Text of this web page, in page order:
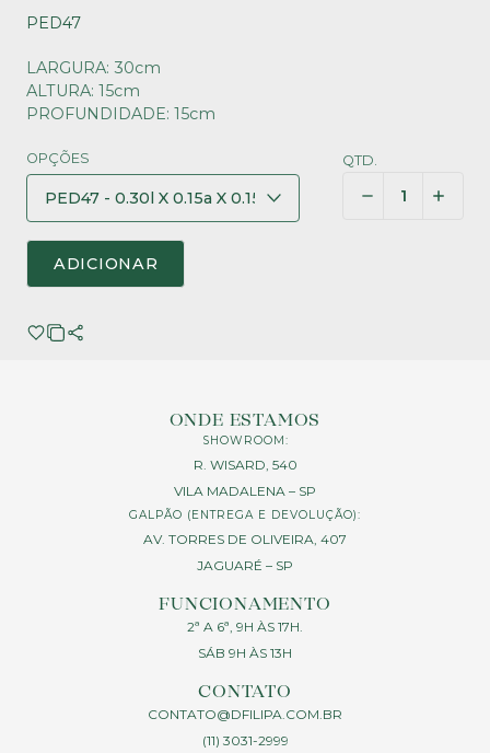
PED47
LARGURA: 30cm
ALTURA: 15cm
PROFUNDIDADE: 15cm
OPÇÕES QTD.
ADICIONAR
ONDE ESTAMOS
SHOWROOM:
R. WISARD, 540
VILA MADALENA – SP
GALPÃO (ENTREGA E DEVOLUÇÃO):
AV. TORRES DE OLIVEIRA, 407
JAGUARÉ – SP
FUNCIONAMENTO
2ª A 6ª, 9H ÀS 17H.
SÁB 9H ÀS 13H
CONTATO
CONTATO@DFILIPA.COM.BR
(11) 3031-2999